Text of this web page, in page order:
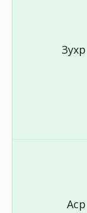
Зухр
Аср